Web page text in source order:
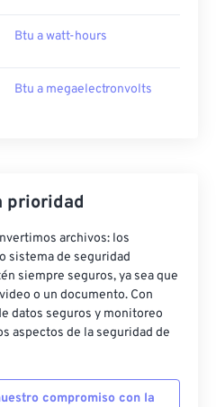
Btu a watt-hours
Btu a megaelectronvolts
prioridad
archivos: los
sistema de seguridad
siempre seguros, ya sea que
o un documento. Con
datos seguros y monitoreo
aspectos de la seguridad de
compromiso con la